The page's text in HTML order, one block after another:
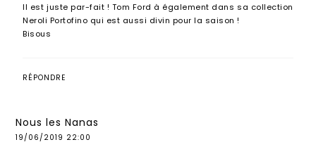
Il est juste par-fait ! Tom Ford à également dans sa collection
Neroli Portofino qui est aussi divin pour la saison !
Bisous
RÉPONDRE
Nous les Nanas
19/06/2019 22:00